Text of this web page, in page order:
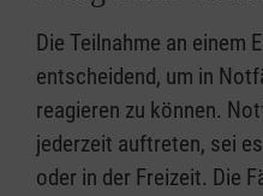
Die Teilnahme an einem
entscheidend, um in
reagieren zu können.
jederzeit auftreten, sei
oder in der Freizeit. Die